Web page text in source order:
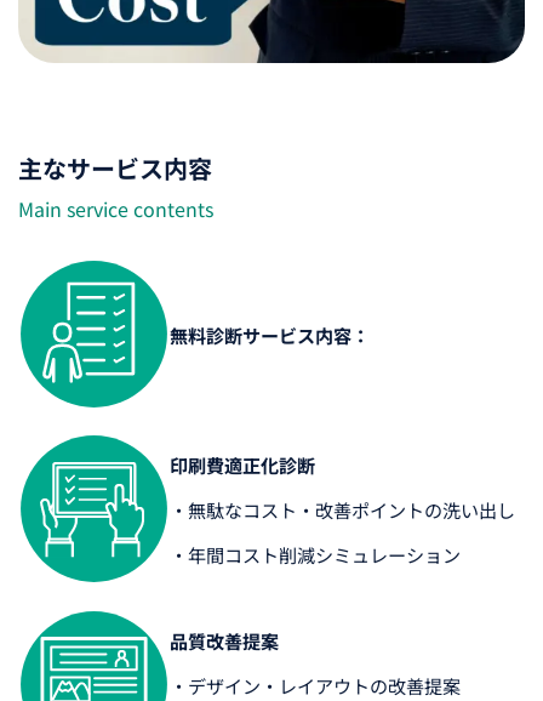
主なサービス内容
Main service contents
無料診断サービス内容：
印刷費適正化診断
・無駄なコスト・改善ポイントの洗い出し
・年間コスト削減シミュレーション
品質改善提案
・デザイン・レイアウトの改善提案